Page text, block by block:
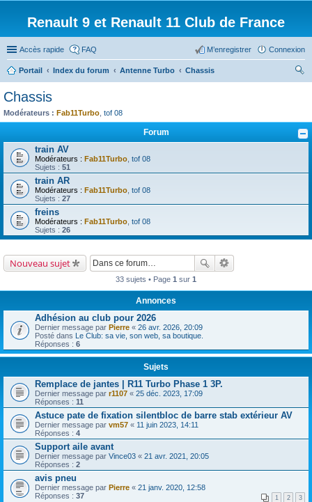
Renault 9 et Renault 11 Club de France
Accès rapide FAQ Connexion
M’enregistrer
Portail Index du forum Antenne Turbo
Chassis
ch
er
Chassis
Modérateurs : Fab11Turbo tof 08
Forum
train AV
Modérateurs : Fab11Turbo tof 08
Sujets : 51
train AR
Modérateurs : Fab11Turbo tof 08
Sujets : 27
freins
Modérateurs : Fab11Turbo tof 08
Sujets : 26
Nouveau sujet
33 sujets • Page 1 sur 1
Annonces
Adhésion au club pour 2026
Dernier message par Pierre « 26 avr. 2026, 20:09
Posté dans Le Club: sa vie, son web, sa boutique.
Réponses : 6
Sujets
Remplace de jantes | R11 Turbo Phase 1 3P.
Dernier message par r1107 « 25 déc. 2023, 17:09
Réponses : 11
Astuce pate de fixation silentbloc de barre stab extérieur AV
Dernier message par vm57 « 11 juin 2023, 14:11
Réponses : 4
Support aile avant
Dernier message par Vince03 « 21 avr. 2021, 20:05
Réponses : 2
avis pneu
Dernier message par Pierre « 21 janv. 2020, 12:58
Réponses : 37 1 2 3